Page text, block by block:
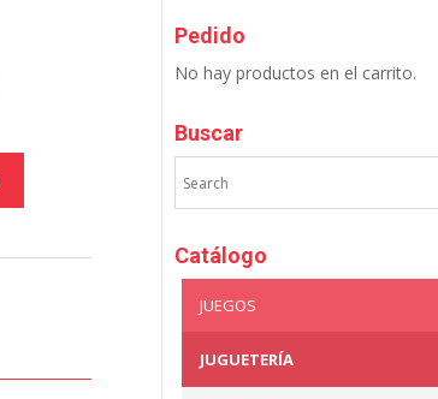
Pedido
No hay productos en el carrito.
Buscar
Catálogo
JUEGOS
JUGUETERÍA